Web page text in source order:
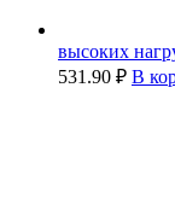
высоких
531.90 ₽ В